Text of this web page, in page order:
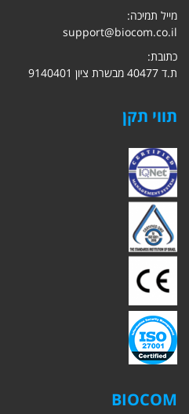
מייל תמיכה:
support@biocom.co.il
כתובת:
ת.ד 40477 מבשרת ציון 9140401
תווי תקן
BIOCOM